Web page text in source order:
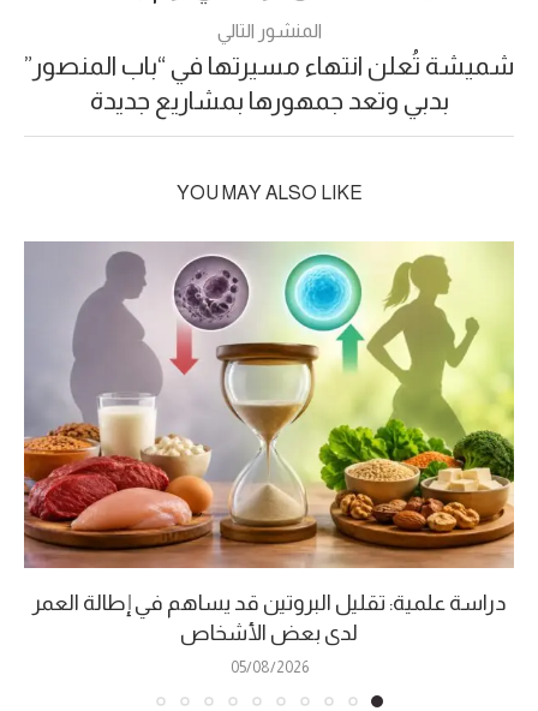
المنشور التالي
شميشة تُعلن انتهاء مسيرتها في “باب المنصور”
بدبي وتعد جمهورها بمشاريع جديدة
YOU MAY ALSO LIKE
دراسة علمية: تقليل البروتين قد يساهم في إطالة العمر
لدى بعض الأشخاص
05/08/2026